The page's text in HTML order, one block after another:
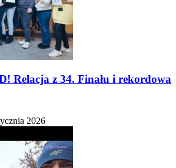
Relacja z 34. Finału i rekordowa
2026